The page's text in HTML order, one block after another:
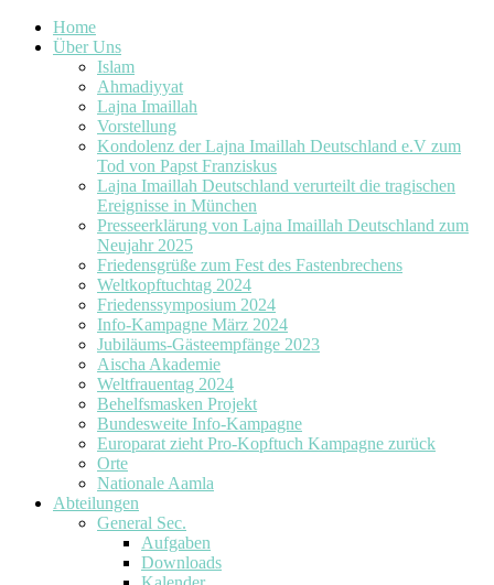
Home
Über Uns
Islam
Ahmadiyyat
Lajna Imaillah
Vorstellung
Kondolenz der Lajna Imaillah Deutschland e.V zum
Tod von Papst Franziskus
Lajna Imaillah Deutschland verurteilt die tragischen
Ereignisse in München
Presseerklärung von Lajna Imaillah Deutschland zum
Neujahr 2025
Friedensgrüße zum Fest des Fastenbrechens
Weltkopftuchtag 2024
Friedenssymposium 2024
Info-Kampagne März 2024
Jubiläums-Gästeempfänge 2023
Aischa Akademie
Weltfrauentag 2024
Behelfsmasken Projekt
Bundesweite Info-Kampagne
Europarat zieht Pro-Kopftuch Kampagne zurück
Orte
Nationale Aamla
Abteilungen
General Sec.
Aufgaben
Downloads